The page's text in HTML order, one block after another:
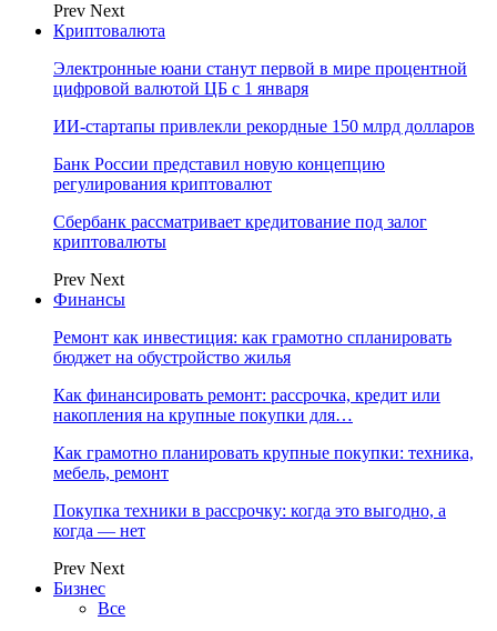
Prev Next
Криптовалюта
Электронные юани станут первой в мире процентной
цифровой валютой ЦБ с 1 января
ИИ-стартапы привлекли рекордные 150 млрд долларов
Банк России представил новую концепцию
регулирования криптовалют
Сбербанк рассматривает кредитование под залог
криптовалюты
Prev Next
Финансы
Ремонт как инвестиция: как грамотно спланировать
бюджет на обустройство жилья
Как финансировать ремонт: рассрочка, кредит или
накопления на крупные покупки для…
Как грамотно планировать крупные покупки: техника,
мебель, ремонт
Покупка техники в рассрочку: когда это выгодно, а
когда — нет
Prev Next
Бизнес
Все